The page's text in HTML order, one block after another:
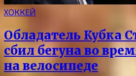
ХОККЕЙ
Обладатель Кубка
сбил бегуна во
на велосипеде